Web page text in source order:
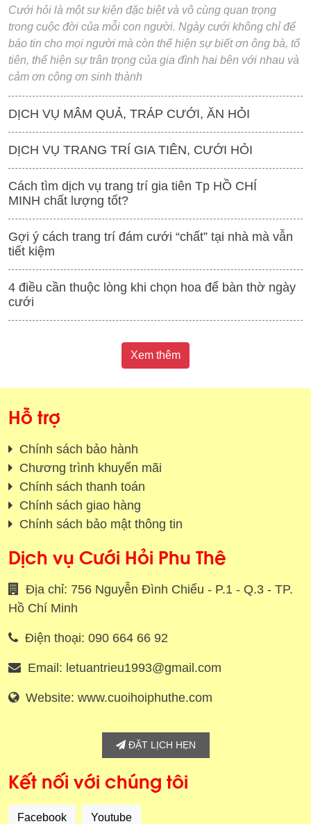
Cưới hỏi là một sư kiện đặc biệt và vô cùng quan trọng
trong cuộc đời của mỗi con người. Ngày cưới không chỉ để
báo tin cho mọi người mà còn thể hiện sự biết ơn ông bà, tổ
tiên, thể hiện sự trân trọng của gia đình hai bên với nhau và
cảm ơn công ơn sinh thành
DỊCH VỤ MÂM QUẢ, TRÁP CƯỚI, ĂN HỎI
DỊCH VỤ TRANG TRÍ GIA TIÊN, CƯỚI HỎI
Cách tìm dịch vụ trang trí gia tiên Tp HỒ CHÍ
MINH chất lượng tốt?
Gợi ý cách trang trí đám cưới “chất” tại nhà mà vẫn
tiết kiệm
4 điều cần thuộc lòng khi chọn hoa để bàn thờ ngày
cưới
Xem thêm
Hỗ trợ
Chính sách bảo hành
Chương trình khuyến mãi
Chính sách thanh toán
Chính sách giao hàng
Chính sách bảo mật thông tin
Dịch vụ Cưới Hỏi Phu Thê
Địa chỉ: 756 Nguyễn Đình Chiểu - P.1 - Q.3 - TP.
Hồ Chí Minh
Điện thoại: 090 664 66 92
Email: letuantrieu1993@gmail.com
Website: www.cuoihoiphuthe.com
ĐẶT LỊCH HẸN
Kết nối với chúng tôi
Facebook Youtube